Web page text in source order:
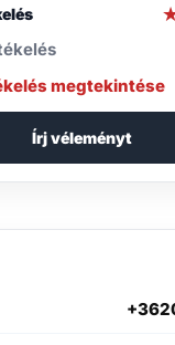
megtekintése
Írj véleményt